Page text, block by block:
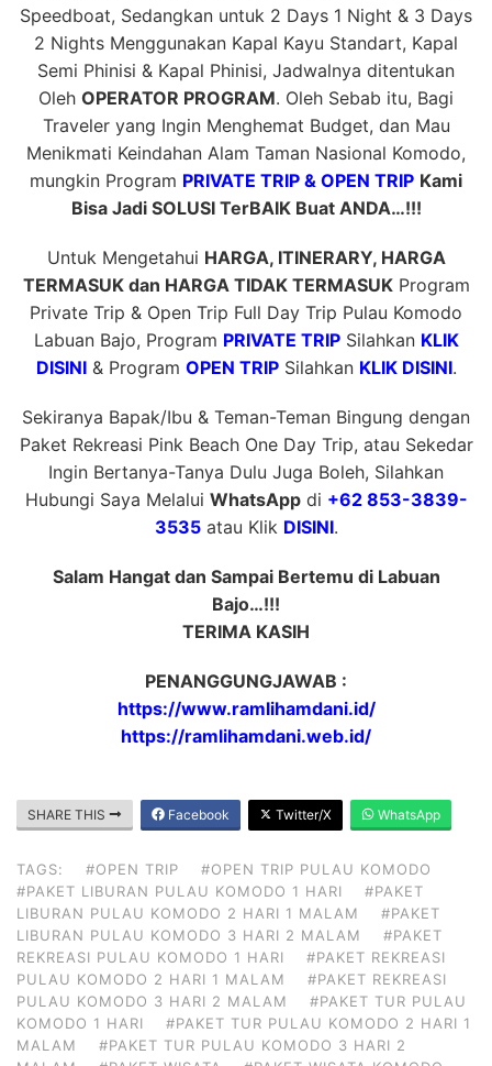
Speedboat, Sedangkan untuk 2 Days 1 Night & 3 Days
2 Nights Menggunakan Kapal Kayu Standart, Kapal
Semi Phinisi & Kapal Phinisi, Jadwalnya ditentukan
Oleh OPERATOR PROGRAM. Oleh Sebab itu, Bagi
Traveler yang Ingin Menghemat Budget, dan Mau
Menikmati Keindahan Alam Taman Nasional Komodo,
mungkin Program PRIVATE TRIP & OPEN TRIP Kami
Bisa Jadi SOLUSI TerBAIK Buat ANDA…!!!
Untuk Mengetahui HARGA, ITINERARY, HARGA
TERMASUK dan HARGA TIDAK TERMASUKProgram
Private Trip & Open Trip Full Day Trip Pulau Komodo
Labuan Bajo, Program PRIVATE TRIPSilahkan KLIK
DISINI& Program OPEN TRIPSilahkan KLIK DISINI.
Sekiranya Bapak/Ibu & Teman-Teman Bingung dengan
Paket Rekreasi Pink Beach One Day Trip, atau Sekedar
Ingin Bertanya-Tanya Dulu Juga Boleh, Silahkan
Hubungi Saya Melalui WhatsAppdi +62 853-3839-
3535atau Klik DISINI.
Salam Hangat dan Sampai Bertemu di Labuan
Bajo…!!!
TERIMA KASIH
PENANGGUNGJAWAB :
https://www.ramlihamdani.id/
https://ramlihamdani.web.id/
SHARE THIS Facebook Twitter/X WhatsApp
TAGS: #OPEN TRIP
#OPEN TRIP PULAU KOMODO
#PAKET LIBURAN PULAU KOMODO 1 HARI
#PAKET
LIBURAN PULAU KOMODO 2 HARI 1 MALAM
#PAKET
LIBURAN PULAU KOMODO 3 HARI 2 MALAM
#PAKET
REKREASI PULAU KOMODO 1 HARI
#PAKET REKREASI
PULAU KOMODO 2 HARI 1 MALAM
#PAKET REKREASI
PULAU KOMODO 3 HARI 2 MALAM
#PAKET TUR PULAU
KOMODO 1 HARI
#PAKET TUR PULAU KOMODO 2 HARI 1
MALAM
#PAKET TUR PULAU KOMODO 3 HARI 2